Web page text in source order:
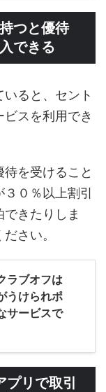
つと優待
できる
ると、セント
スを利用でき
を受けること
０％以上割引
きたりしま
さい。
ラブオフは
うけられポ
サービスで
リで取引